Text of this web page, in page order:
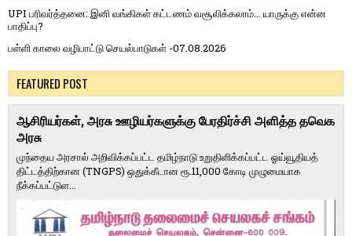
UPI பரிவர்த்தனை: இனி வங்கிகள் கட்டணம் வசூலிக்கலாம்... யாருக்கு என்ன
பாதிப்பு?
பள்ளி காலை வழிபாட்டு செயல்பாடுகள் -07.08.2026
FEATURED POST
ஆசிரியர்கள், அரசு ஊழியர்களுக்கு பேரதிர்ச்சி அளித்த தவெக
அரசு
முந்தைய அரசால் அறிவிக்கப்பட்ட தமிழ்நாடு உறுதிளிக்கப்பட்ட ஓய்வூதியத்
திட்டத்திற்கான (TNGPS) ஒதுக்கீடான ரூ.11,000 கோடி முழுமையாக
நீக்கப்பட்டுள...